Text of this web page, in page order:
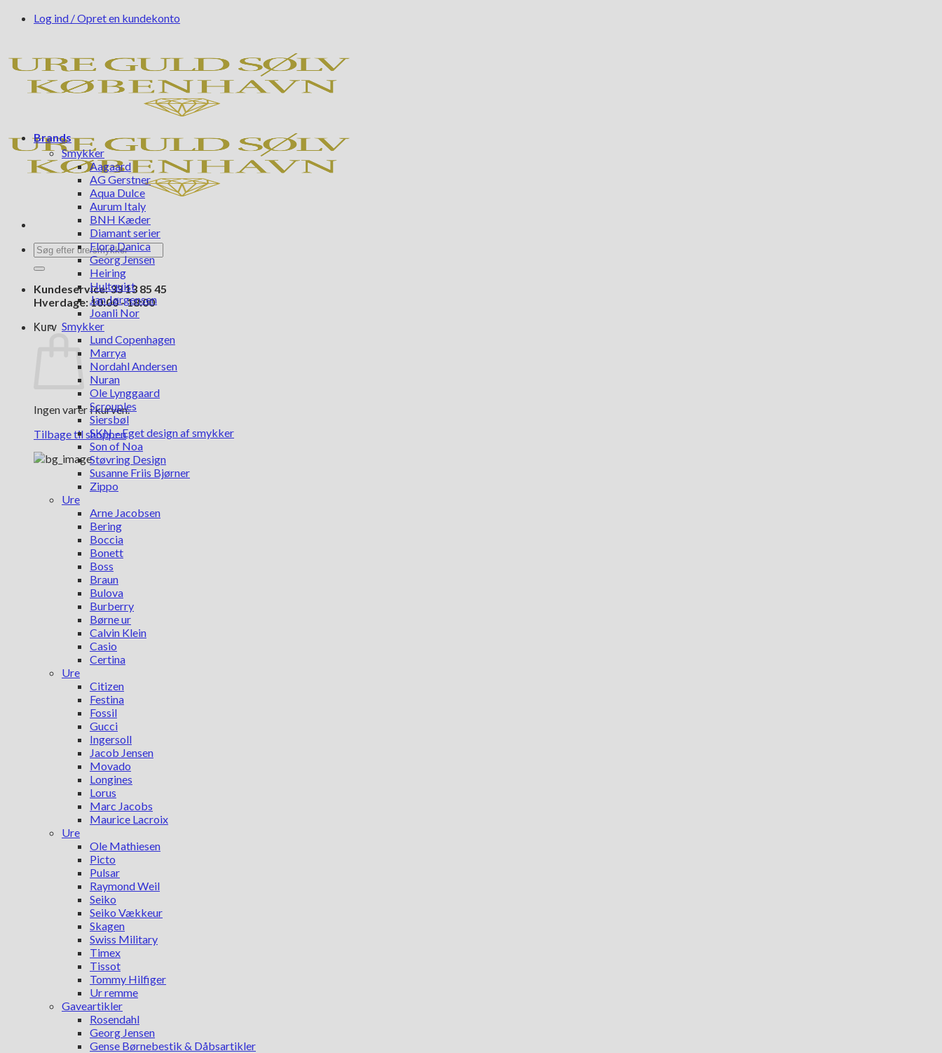
FortsætLog ind / Opret en kundekonto
Søg
efter:
Kundeservice: 33 13 85 45
Hverdage: 10:00 - 18:00
Kurv
Ingen varer i kurven.
Tilbage til shoppen
Brands
Smykker
Aagaard
AG Gerstner
Aqua Dulce
Aurum Italy
BNH Kæder
Diamant serier
Flora Danica
Georg Jensen
Heiring
Hultquist
Jan Jørgensen
Joanli Nor
Smykker
Lund Copenhagen
Marrya
Nordahl Andersen
Nuran
Ole Lynggaard
Scrouples
Siersbøl
SKN – Eget design af smykker
Son of Noa
Støvring Design
Susanne Friis Bjørner
Zippo
Ure
Arne Jacobsen
Bering
Boccia
Bonett
Boss
Braun
Bulova
Burberry
Børne ur
Calvin Klein
Casio
Certina
Ure
Citizen
Festina
Fossil
Gucci
Ingersoll
Jacob Jensen
Movado
Longines
Lorus
Marc Jacobs
Maurice Lacroix
Ure
Ole Mathiesen
Picto
Pulsar
Raymond Weil
Seiko
Seiko Vækkeur
Skagen
Swiss Military
Timex
Tissot
Tommy Hilfiger
Ur remme
Gaveartikler
Rosendahl
Georg Jensen
Gense Børnebestik & Dåbsartikler